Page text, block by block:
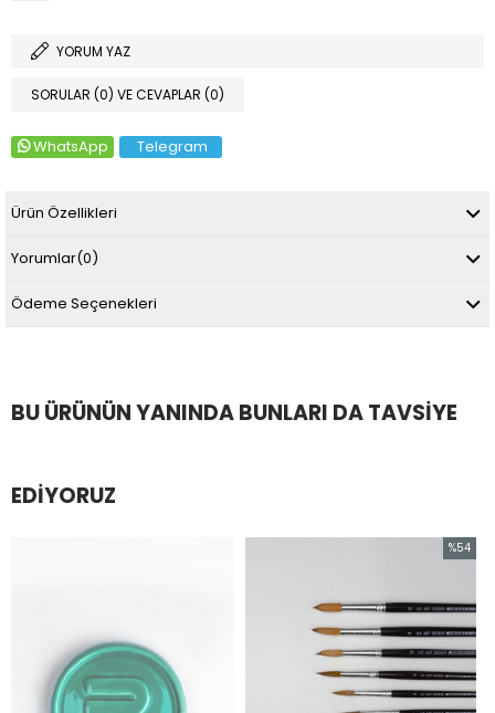
YORUM YAZ
SORULAR (0) VE CEVAPLAR (0)
WhatsApp Telegram
Ürün Özellikleri
Yorumlar(0)
Ödeme Seçenekleri
BU ÜRÜNÜN YANINDA BUNLARI DA TAVSIYE
EDIYORUZ